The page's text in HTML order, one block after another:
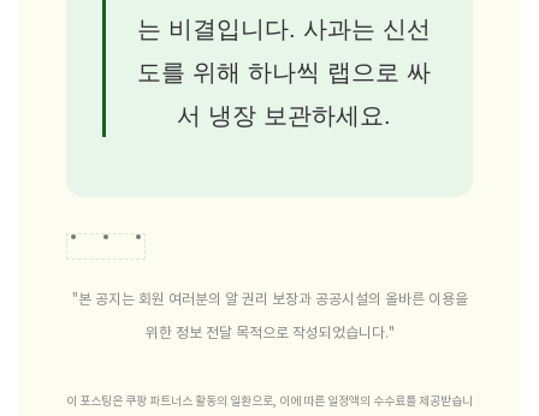
는 비결입니다. 사과는 신선
도를 위해 하나씩 랩으로 싸
서 냉장 보관하세요.
"본 공지는 회원 여러분의 알 권리 보장과 공공시설의 올바른 이용을
위한 정보 전달 목적으로 작성되었습니다."
이 포스팅은 쿠팡 파트너스 활동의 일환으로, 이에 따른 일정액의 수수료를 제공받습니